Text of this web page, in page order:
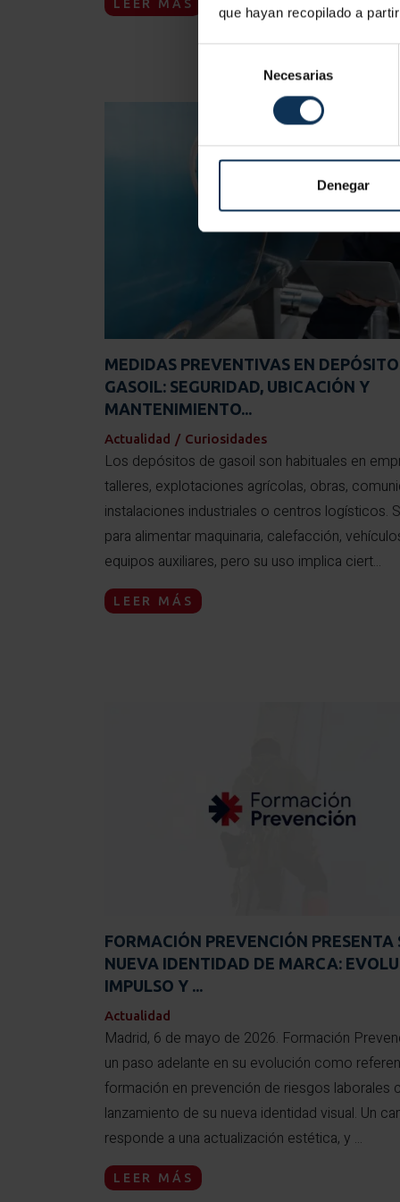
que hayan recopilado a
consentimiento
Necesarias
Denegar
LEER MÁS
MEDIDAS PREVENTIVAS EN
GASOIL: SEGURIDAD, UBICACIÓN Y
MANTENIMIENTO...
Actualidad / Curiosidades
Los depósitos de gasoil son habituales en
talleres, explotaciones agrícolas, obras,
instalaciones industriales o centros logísticos.
para alimentar maquinaria, calefacción,
equipos auxiliares, pero su uso implica ciert...
LEER MÁS
FORMACIÓN PREVENCIÓN PRESENTA
NUEVA IDENTIDAD DE MARCA:
IMPULSO Y ...
Actualidad
Madrid, 6 de mayo de 2026. Formación
un paso adelante en su evolución como
formación en prevención de riesgos laborales
lanzamiento de su nueva identidad visual. Un
responde a una actualización estética, y ...
LEER MÁS